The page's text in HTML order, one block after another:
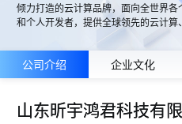
倾力打造的云计算品牌，面向全世界
和个人开发者，提供全球领先的云计
务，以卓越的科技能力打造丰富的行
态，推动产业互联网建设，助力各行
公司介绍 企业文化
山东昕宇鸿君科技有